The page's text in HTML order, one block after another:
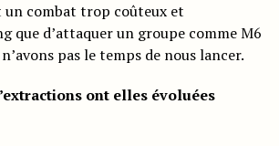
un combat trop coûteux et
que d’attaquer un groupe comme M6
pas le temps de nous lancer.
ont elles évoluées